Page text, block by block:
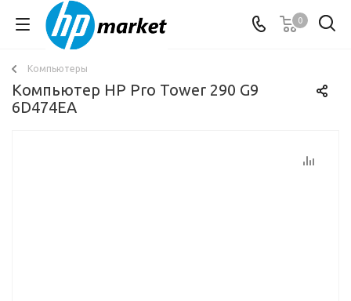
0
Компьютеры
Компьютер HP Pro Tower 290 G9
6D474EA